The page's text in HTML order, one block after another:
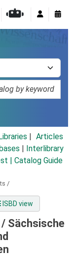
Libraries
Articles
Interlibrary
| Catalog Guide
/
ISBD view
/ Sächsische